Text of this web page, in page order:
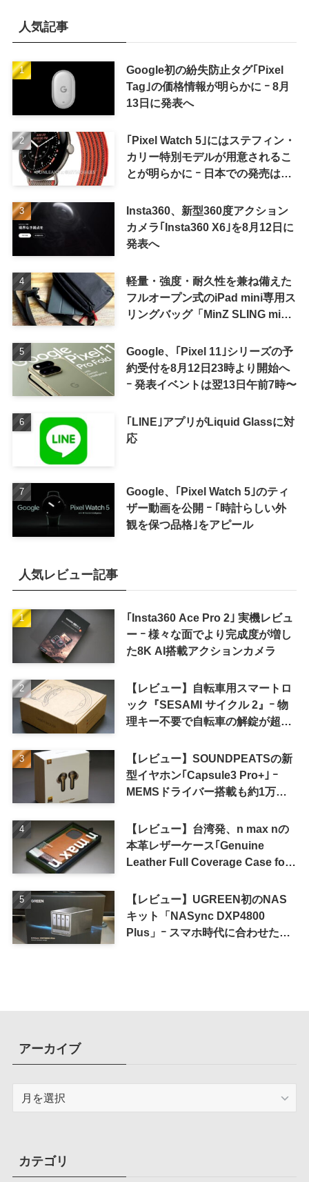
人気記事
Google初の紛失防止タグ｢Pixel
Tag｣の価格情報が明らかに ｰ 8月
13日に発表へ
｢Pixel Watch 5｣にはステフィン・
カリー特別モデルが用意されるこ
とが明らかに ｰ 日本での発売は期
Insta360、新型360度アクション
カメラ｢Insta360 X6｣を8月12日に
発表へ
軽量・強度・耐久性を兼ね備えた
フルオープン式のiPad mini専用ス
リングバッグ「MinZ SLING mini
Google、｢Pixel 11｣シリーズの予
約受付を8月12日23時より開始へ
ｰ 発表イベントは翌13日午前7時〜
｢LINE｣アプリがLiquid Glassに対
応
Google、｢Pixel Watch 5｣のティ
ザー動画を公開 ｰ ｢時計らしい外
観を保つ品格｣をアピール
人気レビュー記事
｢Insta360 Ace Pro 2｣ 実機レビュ
ー ｰ 様々な面でより完成度が増し
た8K AI搭載アクションカメラ
【レビュー】自転車用スマートロ
ック『SESAMI サイクル 2』ｰ 物
理キー不要で自転車の解錠が超簡
【レビュー】SOUNDPEATSの新
型イヤホン｢Capsule3 Pro+｣ ｰ
MEMSドライバー搭載も約1万円
【レビュー】台湾発、n max nの
本革レザーケース｢Genuine
Leather Full Coverage Case for
【レビュー】UGREEN初のNAS
キット「NASync DXP4800
Plus」ｰ スマホ時代に合わせた設
アーカイブ
ブカテゴリ